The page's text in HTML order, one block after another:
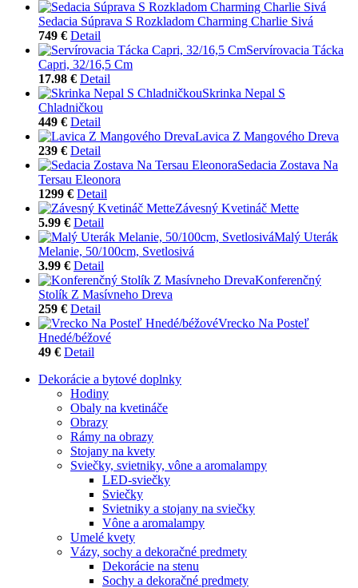
Sedacia Súprava S Rozkladom Charming Charlie Sivá
749 € Detail
Servírovacia Tácka
Capri, 32/16,5 Cm
17.98 € Detail
Skrinka Nepal S
Chladničkou
449 € Detail
Lavica Z Mangového Dreva
239 € Detail
Sedacia Zostava Na
Tersau Eleonora
1299 € Detail
Závesný Kvetináč Mette
5.99 € Detail
Malý Uterák
Melanie, 50/100cm, Svetlosivá
3.99 € Detail
Konferenčný
Stolík Z Masívneho Dreva
259 € Detail
Vrecko Na Posteľ
Hnedé/béžové
49 € Detail
Dekorácie a bytové doplnky
Hodiny
Obaly na kvetináče
Obrazy
Rámy na obrazy
Stojany na kvety
Sviečky, svietniky, vône a aromalampy
LED-sviečky
Sviečky
Svietniky a stojany na sviečky
Vône a aromalampy
Umelé kvety
Vázy, sochy a dekoračné predmety
Dekorácie na stenu
Sochy a dekoračné predmety